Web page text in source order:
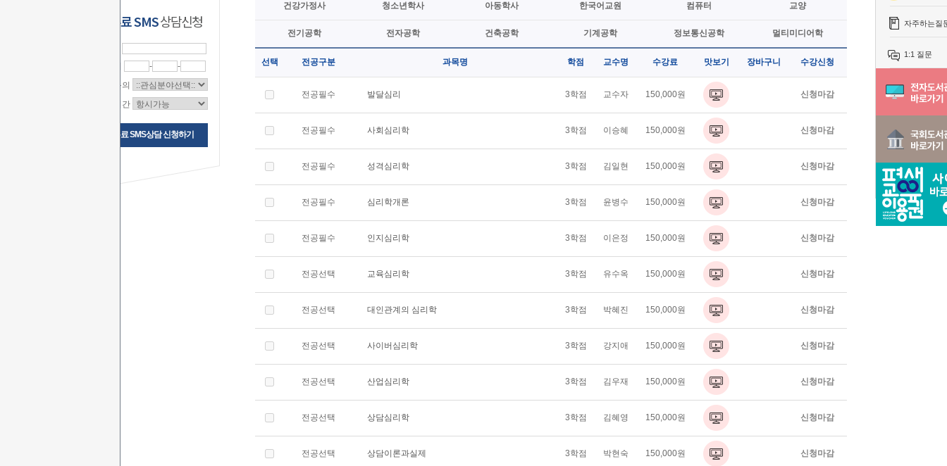
자주하는질
1:1 질문
무료 SMS상담신청
-
-
상담문의
상담시간
무료 SMS상담 신청하기
건강가정사 청소년학사 아동학사 한국어교원 컴퓨터 교양
전기공학 전자공학 건축공학 기계공학 정보통신공학 멀티미디어학
선택 전공구분 과목명 학점 교수명 수강료 맛보기 장바구니 수강신청
전공필수 발달심리 3학점 교수자 150,000원 신청마감
전공필수 사회심리학 3학점 이승혜 150,000원 신청마감
전공필수 성격심리학 3학점 김일현 150,000원 신청마감
전공필수 심리학개론 3학점 윤병수 150,000원 신청마감
전공필수 인지심리학 3학점 이은정 150,000원 신청마감
전공선택 교육심리학 3학점 유수옥 150,000원 신청마감
전공선택 대인관계의 심리학 3학점 박혜진 150,000원 신청마감
전공선택 사이버심리학 3학점 강지애 150,000원 신청마감
전공선택 산업심리학 3학점 김우재 150,000원 신청마감
전공선택 상담심리학 3학점 김혜영 150,000원 신청마감
전공선택 상담이론과실제 3학점 박현숙 150,000원 신청마감